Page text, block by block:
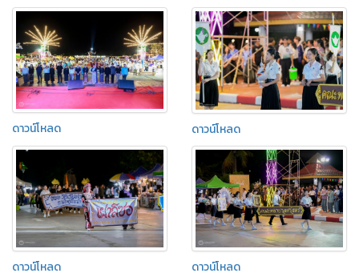
ดาวน์โหลด ดาวน์โหลด
ดาวน์โหลด ดาวน์โหลด